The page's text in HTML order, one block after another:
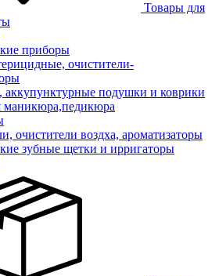
Товары для
приборы
очистители-
подушки и коврики
маникюра,педикюра
очистители воздха, ароматизаторы
зубные щетки и ирригаторы